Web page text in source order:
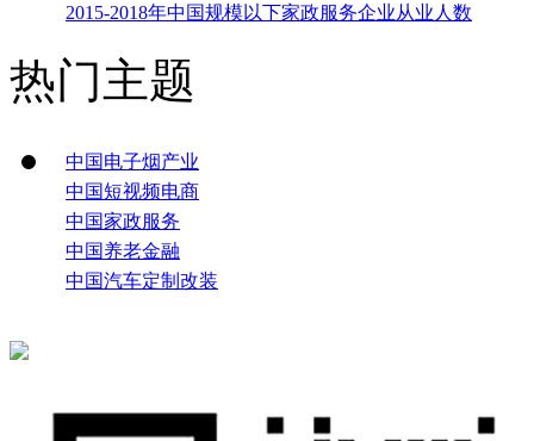
2015-2018年中国规模以下家政服务企业从业人数
热门主题
中国电子烟产业
中国短视频电商
中国家政服务
中国养老金融
中国汽车定制改装